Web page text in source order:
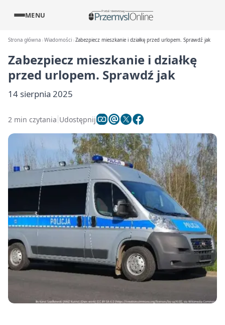
MENU
Strona główna Wiadomości Zabezpiecz mieszkanie i działkę przed urlopem. Sprawdź jak
Zabezpiecz mieszkanie i działkę
przed urlopem. Sprawdź jak
14 sierpnia 2025
2 min czytania Udostępnij